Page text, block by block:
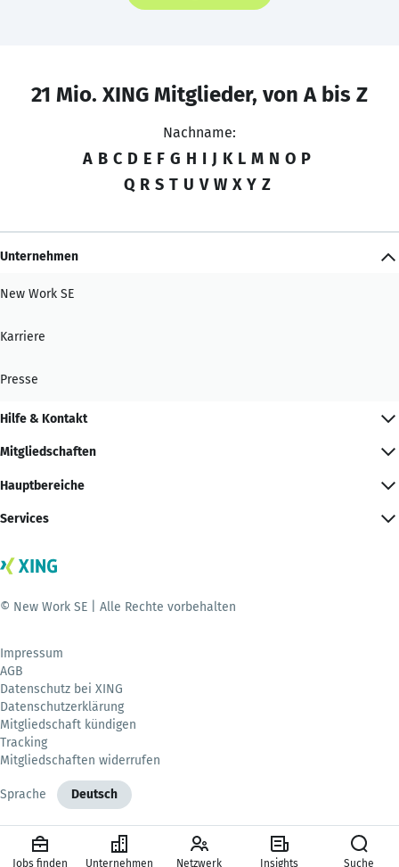
21 Mio. XING Mitglieder, von A bis Z
Nachname:
A B C D E F G H I J K L M N O P
Q R S T U V W X Y Z
Unternehmen
New Work SE
Karriere
Presse
Hilfe & Kontakt
Mitgliedschaften
Hauptbereiche
Services
© New Work SE | Alle Rechte vorbehalten
Impressum
AGB
Datenschutz bei XING
Datenschutzerklärung
Mitgliedschaft kündigen
Tracking
Mitgliedschaften widerrufen
Sprache Deutsch
Jobs finden Unternehmen Netzwerk Insights Suche